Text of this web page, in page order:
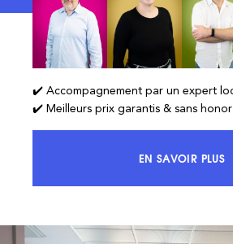
✔️ Accompagnement par un expert
✔️ Meilleurs prix garantis & sans
EN SAVOIR PLUS